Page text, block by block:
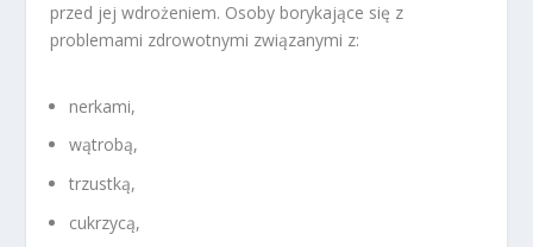
przed jej wdrożeniem. Osoby borykające się z
problemami zdrowotnymi związanymi z:
nerkami,
wątrobą,
trzustką,
cukrzycą,